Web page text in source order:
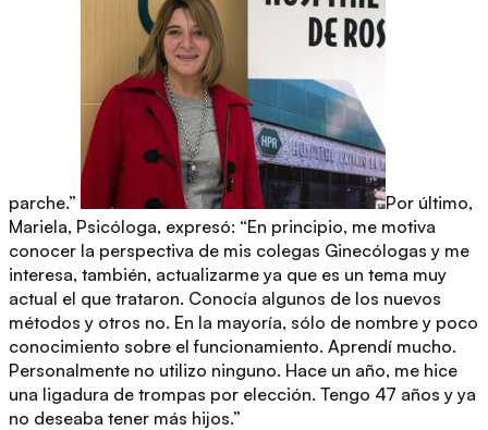
parche.”
Por último,
Mariela, Psicóloga, expresó: “En principio, me motiva
conocer la perspectiva de mis colegas Ginecólogas y me
interesa, también, actualizarme ya que es un tema muy
actual el que trataron. Conocía algunos de los nuevos
métodos y otros no. En la mayoría, sólo de nombre y poco
conocimiento sobre el funcionamiento. Aprendí mucho.
Personalmente no utilizo ninguno. Hace un año, me hice
una ligadura de trompas por elección. Tengo 47 años y ya
no deseaba tener más hijos.”